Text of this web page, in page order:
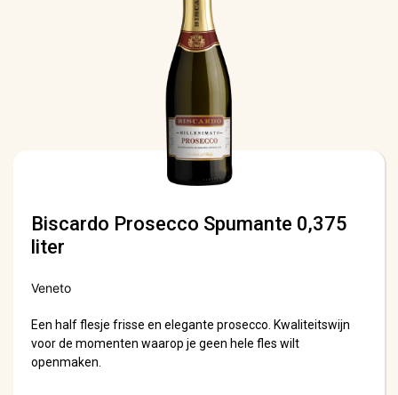
Biscardo Prosecco Spumante 0,375
liter
Veneto
Een half flesje frisse en elegante prosecco. Kwaliteitswijn
voor de momenten waarop je geen hele fles wilt
openmaken.